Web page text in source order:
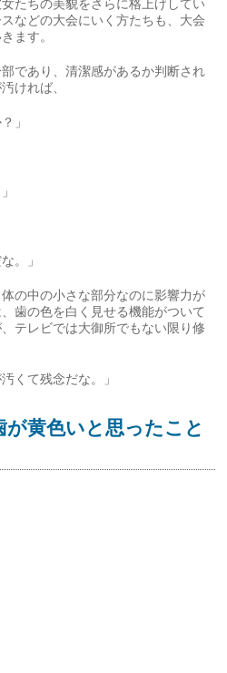
たちの美貌をさらに格上げしてい
などの大会にいく方たちも、大会
ます。
であり、清潔感があるか判断され
ければ、
」
。」
の中の小さな部分なのに影響力が
歯の色を白く見せる機能がついて
テレビでは大御所でもない限り修
くて残念だな。」
黄色いと思ったこと